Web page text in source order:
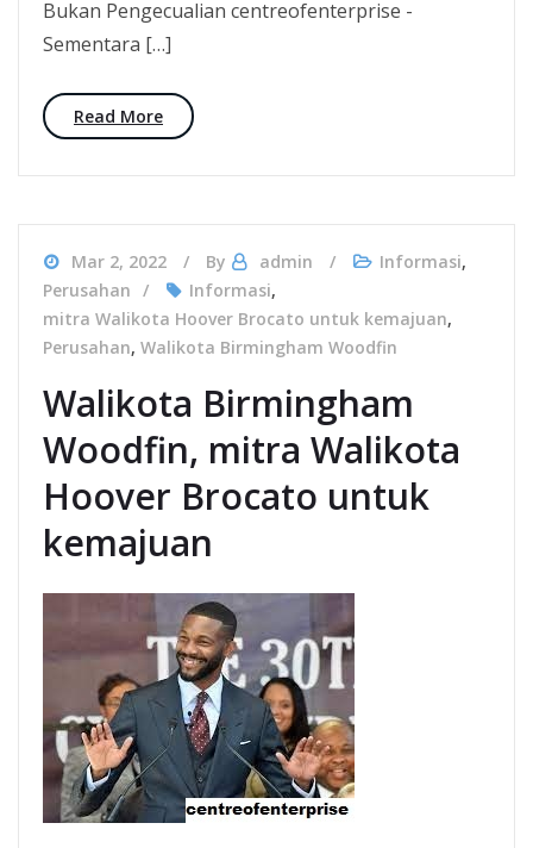
Bukan Pengecualian centreofenterprise -
Sementara […]
Read More
Mar 2, 2022 By admin Informasi,
Perusahan
Informasi,
mitra Walikota Hoover Brocato untuk kemajuan,
Perusahan, Walikota Birmingham Woodfin
Walikota Birmingham
Woodfin, mitra Walikota
Hoover Brocato untuk
kemajuan